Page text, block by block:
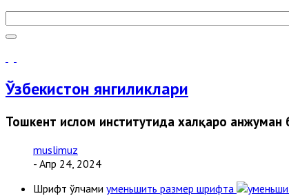
Ўзбекистон янгиликлари
Тошкент ислом институтида халқаро анжуман
muslimuz
- Апр 24, 2024
Шрифт ўлчами уменьшить размер шрифта